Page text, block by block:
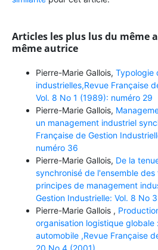
Articles les plus lus du même
même autrice
Pierre-Marie Gallois, Typologie
industrielles,Revue Française
Vol. 8 No 1 (1989): numéro 29
Pierre-Marie Gallois,
un management industriel
Française de Gestion
numéro 36
Pierre-Marie Gallois, De la
synchronisé de l'ensemble
principes de management
Gestion Industrielle: Vol. 8 No
Pierre-Marie Gallois ,
organisation logistique globale
automobile ,Revue Française
20 No 4 (2001)